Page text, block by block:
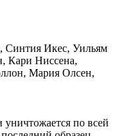
Синтия Икес, Уильям
Кари Ниссена,
Мария Олсен,
уничтожается по всей